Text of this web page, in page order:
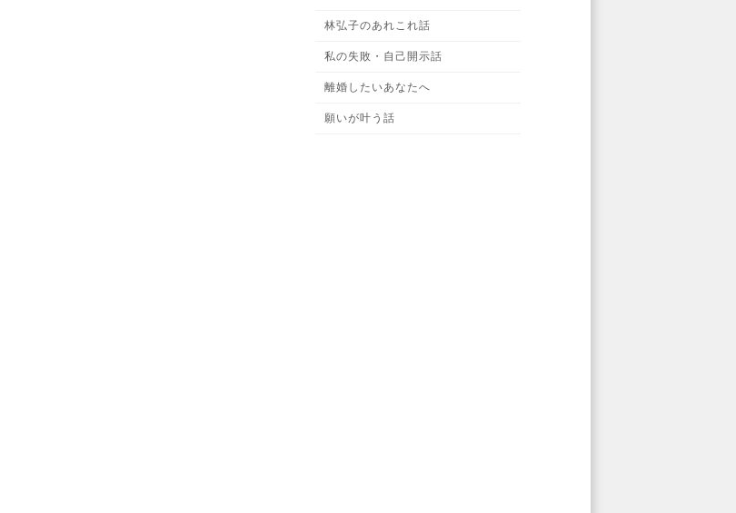
林弘子のあれこれ話
私の失敗・自己開示話
離婚したいあなたへ
願いが叶う話